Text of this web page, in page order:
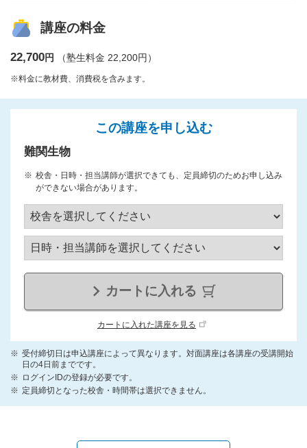
講座の料金
22,700円 （塾生料金 22,200円）
※料金に教材費、消費税を含みます。
この講座を申し込む
難関生物
校舎・日時・担当講師が選択できても、定員締切のためお申し込み
ができない場合があります。
カートに入れる
カートに入れた講座を見る
受付締切日は申込講座によって異なります。対面講座は各講座の受講開始
日の4日前までです。
ログインIDの登録が必要です。
定員締切となった校舎・時間帯は選択できません。